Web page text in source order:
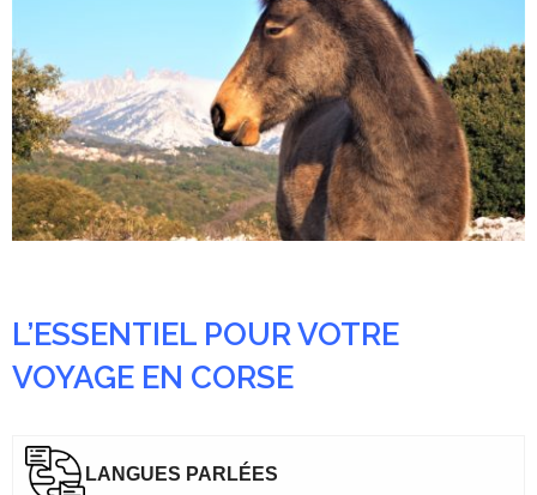
L’ESSENTIEL POUR VOTRE
VOYAGE EN CORSE
LANGUES PARLÉ ES